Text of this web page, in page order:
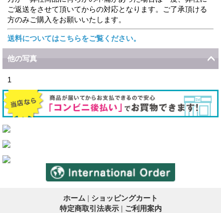
ご返送をさせて頂いてからの対応となります。ご了承頂ける
方のみご購入をお願いいたします。
送料についてはこちらをご覧ください。
他の写真
1
ホーム
ショッピングカート
特定商取引法表示
ご利用案内